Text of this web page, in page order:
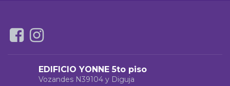
EDIFICIO YONNE 5to piso
Vozandes N39104 y Diguja